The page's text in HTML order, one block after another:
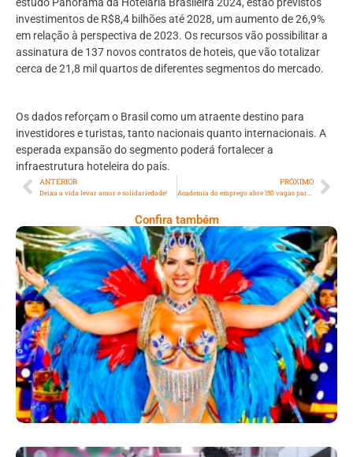
investimentos de R$8,4 bilhões até 2028, um aumento de 26,9%
em relação à perspectiva de 2023. Os recursos vão possibilitar a
assinatura de 137 novos contratos de hoteis, que vão totalizar
cerca de 21,8 mil quartos de diferentes segmentos do mercado.
Os dados reforçam o Brasil como um atraente destino para
investidores e turistas, tanto nacionais quanto internacionais. A
esperada expansão do segmento poderá fortalecer a
infraestrutura hoteleira do país.
ANTERIOR
Deixa a vida levar amor e solidariedade!
PRÓXIMO
Academia do emprego abre 150 vagas para eletricistas sem experiência
Confira também
Dani Sant’Anna É Confirmada Como Rainha
De Bateria Da Independentes De Olaria
Para O Carnaval 2027